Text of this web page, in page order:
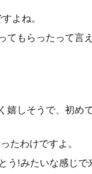
よね。
てもらったって言
嬉しそうで、初め
たわけですよ。
う!みたいな感じで